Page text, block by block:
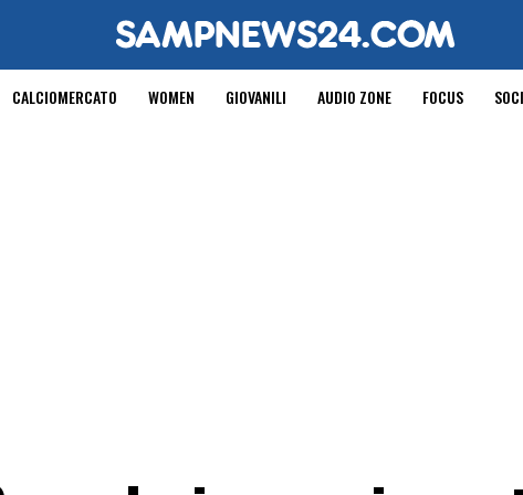
CALCIOMERCATO WOMEN GIOVANILI AUDIO ZONE FOCUS